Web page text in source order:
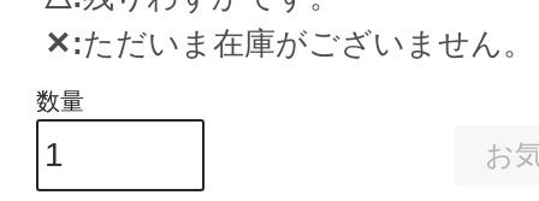
✕ ただいま在庫がございません。
お